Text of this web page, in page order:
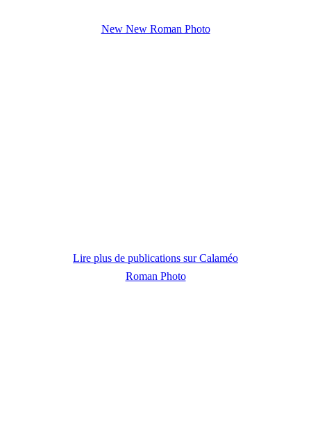
New New Roman Photo
Lire plus de publications sur Calaméo
Roman Photo